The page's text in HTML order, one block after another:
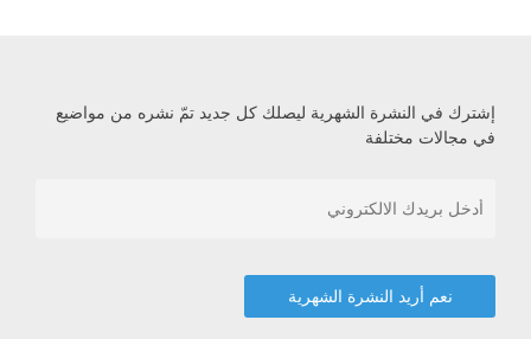
إشترك في النشرة الشهرية ليصلك كل جديد تمّ نشره من مواضيع
في مجالات مختلفة